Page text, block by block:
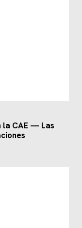
la CAE — Las